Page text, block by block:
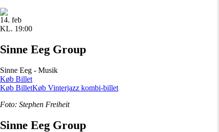
14. feb
KL. 19:00
Sinne Eeg Group
Sinne Eeg - Musik
Køb Billet
Køb BilletKøb Vinterjazz kombi-billet
Foto: Stephen Freiheit
Sinne Eeg Group